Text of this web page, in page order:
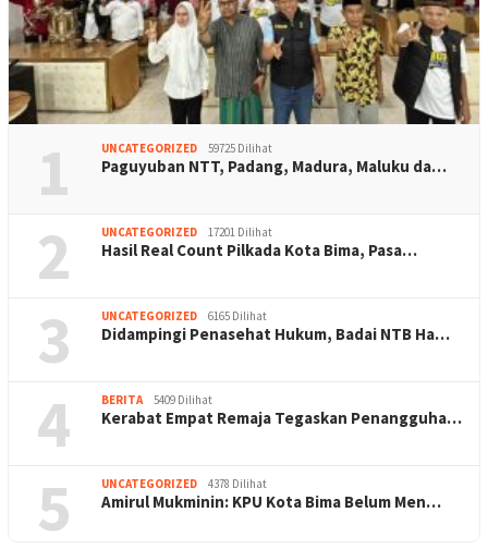
1 UNCATEGORIZED 59725 Dilihat
Paguyuban NTT, Padang, Madura, Maluku da…
2 UNCATEGORIZED 17201 Dilihat
Hasil Real Count Pilkada Kota Bima, Pasa…
3 UNCATEGORIZED 6165 Dilihat
Didampingi Penasehat Hukum, Badai NTB Ha…
4 BERITA 5409 Dilihat
Kerabat Empat Remaja Tegaskan Penangguha…
5 UNCATEGORIZED 4378 Dilihat
Amirul Mukminin: KPU Kota Bima Belum Men…